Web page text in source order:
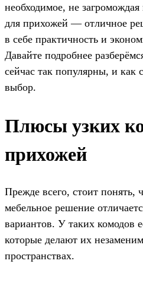
необходимое, не
для прихожей — отличное
в себе практичность и
Давайте подробнее
сейчас так популярны, и как
выбор.
Плюсы узких
прихожей
Прежде всего, стоит понять,
мебельное решение
вариантов. У таких комодов
которые делают их
пространствах.